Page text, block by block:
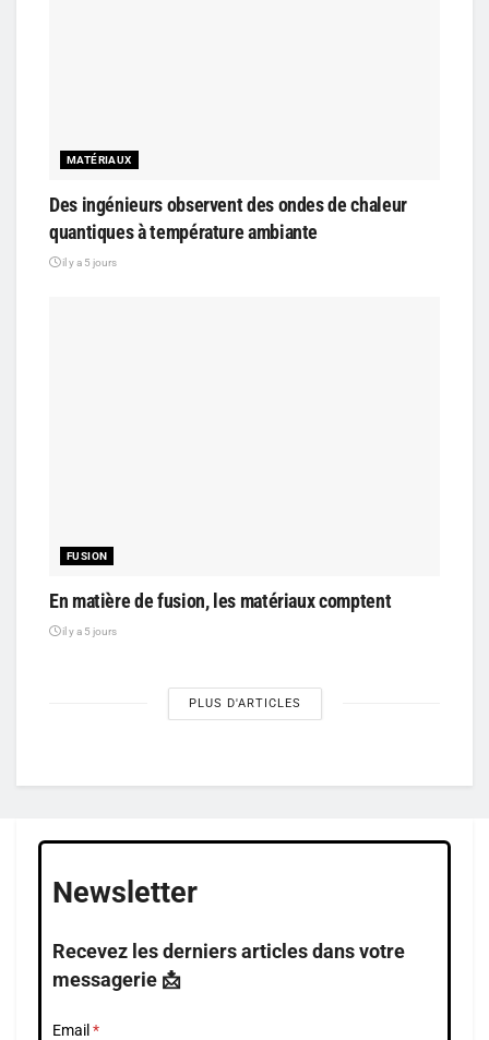
MATÉRIAUX
Des ingénieurs observent des ondes de chaleur
quantiques à température ambiante
il y a 5 jours
FUSION
En matière de fusion, les matériaux comptent
il y a 5 jours
PLUS D'ARTICLES
Newsletter
Recevez les derniers articles dans votre
messagerie 📩
Email